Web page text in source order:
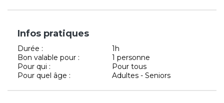
Infos pratiques
Durée :
1h
Bon valable pour :
1 personne
Pour qui :
Pour tous
Pour quel âge :
Adultes - Seniors